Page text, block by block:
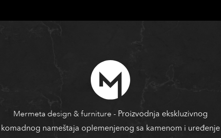
Mermeta design & furniture - Proizvodnja ekskluzivnog
komadnog nameštaja oplemenjenog sa kamenom i uređenje